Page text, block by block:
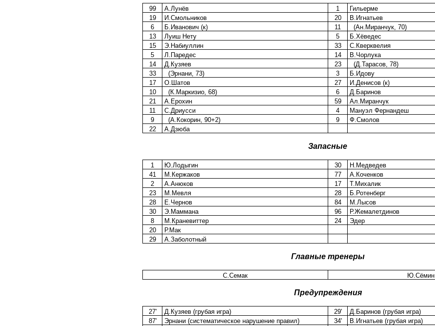
99 А.Лунёв 1
Гильерме
19
И.Смольников 20
В.Игнатьев
6
Б.Иванович (к) 11
(Ан.Миранчук, 70)
13
Луиш Нету 5
Б.Хёведес
15
Э.Набиуллин 33
С.Кверквелия
5
Л.Паредес 14
В.Чорлука
14
Д.Кузяев 23
(Д.Тарасов, 78)
33
(Эрнани, 73) 3
Б.Идову
17
О.Шатов 27
И.Денисов (к)
10
(К.Маркизио, 68) 6
Д.Баринов
21
А.Ерохин 59
Ал.Миранчук
11
С.Дриусси 4
Мануэл Фернандеш
9
(А.Кокорин, 90+2) 9
Ф.Смолов
22
А.Дзюба
Запасные
1 Ю.Лодыгин 30
Н.Медведев
41
М.Кержаков 77
А.Коченков
2
А.Анюков 17
Т.Михалик
23
М.Мевля 28
Б.Ротенберг
28
Е.Чернов 84
М.Лысов
30
Э.Маммана 96
Р.Жемалетдинов
8
М.Краневиттер 24
Эдер
20
Р.Мак
29
А.Заболотный
Главные тренеры
С.Семак Ю.Сёмин
Предупреждения
27' Д.Кузяев (грубая игра) 29'
Д.Баринов (грубая игра)
87'
Эрнани (систематическое нарушение правил) 34'
В.Игнатьев (грубая игра)